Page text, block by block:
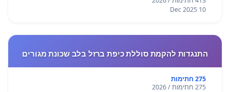
10 Dec 2025
התנגדות להקמת סוללת כיפת ברזל בלב שכונת מגורים
275 חתימות
275 חתימות / 2026